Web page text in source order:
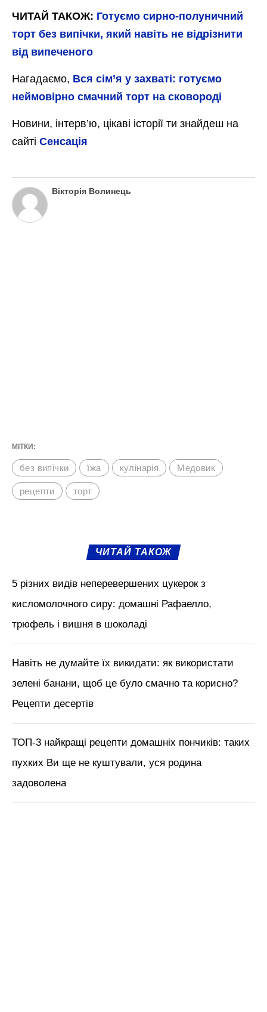
ЧИТАЙ ТАКОЖ: Готуємо сирно-полуничний
торт без випічки, який навіть не відрізнити
від випеченого
Нагадаємо, Вся сім’я у захваті: готуємо
неймовірно смачний торт на сковороді
Новини, інтерв’ю, цікаві історії ти знайдеш на
сайті Сенсація
Вікторія Волинець
МІТКИ:
без випічки їжа кулінарія Медовик
рецепти торт
ЧИТАЙ ТАКОЖ
5 різних видів неперевершених цукерок з
кисломолочного сиру: домашні Рафаелло,
трюфель і вишня в шоколаді
Навіть не думайте їх викидати: як використати
зелені банани, щоб це було смачно та корисно?
Рецепти десертів
ТОП-3 найкращі рецепти домашніх пончиків: таких
пухких Ви ще не куштували, уся родина
задоволена